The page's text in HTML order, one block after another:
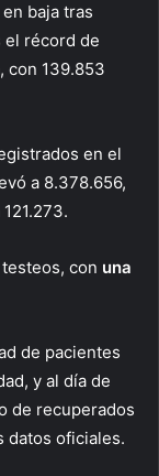
baja tras
el récord de
con 139.853
en el
a 8.378.656,
con una
de pacientes
y al día de
de recuperados
datos oficiales.